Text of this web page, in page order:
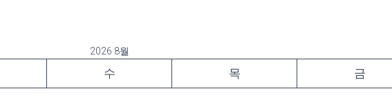
2026 8월
수 목 금